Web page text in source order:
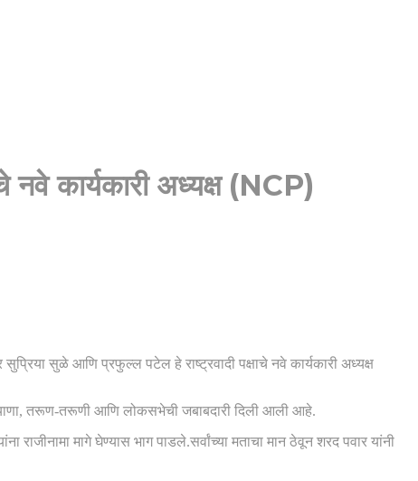
नवे कार्यकारी अध्यक्ष (NCP)
सुप्रिया सुळे आणि प्रफुल्ल पटेल हे राष्ट्रवादी पक्षाचे नवे कार्यकारी अध्यक्ष
तरूण-तरूणी आणि लोकसभेची जबाबदारी दिली आली आहे.
राजीनामा मागे घेण्यास भाग पाडले.सर्वांच्या मताचा मान ठेवून शरद पवार यांनी